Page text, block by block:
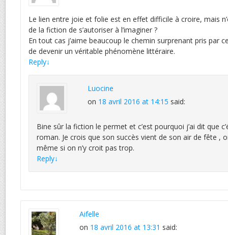
Le lien entre joie et folie est en effet difficile à croire, mais
de la fiction de s’autoriser à l’imaginer ?
En tout cas j’aime beaucoup le chemin surprenant pris par
de devenir un véritable phénomène littéraire.
Reply↓
Luocine
on 18 avril 2016 at 14:15 said:
Bine sûr la fiction le permet et c’est pourquoi j’ai dit que
roman. Je crois que son succès vient de son air de fête ,
même si on n’y croit pas trop.
Reply↓
Aifelle
on 18 avril 2016 at 13:31 said: